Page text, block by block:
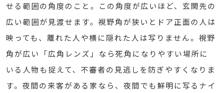
せる範囲の角度のこと。この角度が広いほど、玄関先の
広い範囲が見渡せます。視野角が狭いとドア正面の人は
映っても、離れた人や横に隠れた人は写りません。視野
角が広い「広角レンズ」なら死角になりやすい場所に
いる人物も捉えて、不審者の見逃しを防ぎやすくなりま
す。夜間の来客がある家なら、夜間でも鮮明に写るナイ